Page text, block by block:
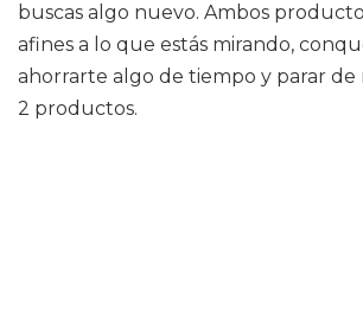
buscas algo nuevo. Ambos
afines a lo que estás mirando,
ahorrarte algo de tiempo y parar de
2 productos.